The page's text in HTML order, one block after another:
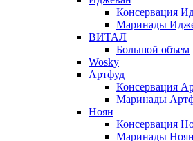
Консервация
Маринады
ВИТАЛ
Большой объем
Wosky
Артфуд
Консервация
Маринады
Ноян
Консервация
Маринады Ноян